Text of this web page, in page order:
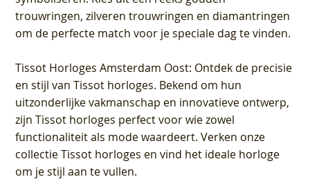
trouwringen, zilveren trouwringen en diamantringen
om de perfecte match voor je speciale dag te vinden.
Tissot Horloges Amsterdam Oost: Ontdek de precisie
en stijl van Tissot horloges. Bekend om hun
uitzonderlijke vakmanschap en innovatieve ontwerp,
zijn Tissot horloges perfect voor wie zowel
functionaliteit als mode waardeert. Verken onze
collectie Tissot horloges en vind het ideale horloge
om je stijl aan te vullen.